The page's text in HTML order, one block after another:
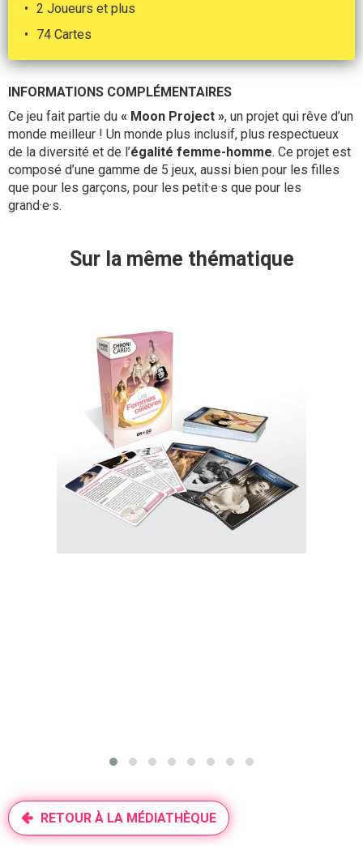
2 Joueurs et plus
74 Cartes
INFORMATIONS COMPLÉMENTAIRES
Ce jeu fait partie du « Moon Project », un projet qui rêve d’un
monde meilleur ! Un monde plus inclusif, plus respectueux
de la diversité et de l’égalité femme-homme. Ce projet est
composé d’une gamme de 5 jeux, aussi bien pour les filles
que pour les garçons, pour les petit·e·s que pour les
grand·e·s.
Sur la même thématique
RETOUR À LA MÉDIATHÈQUE